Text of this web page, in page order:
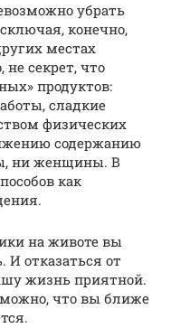
убрать
конечно,
местах
не секрет, что
продуктов:
сладкие
физических
содержанию
ни женщины. В
как
на животе вы
отказаться от
жизнь приятной.
что вы ближе